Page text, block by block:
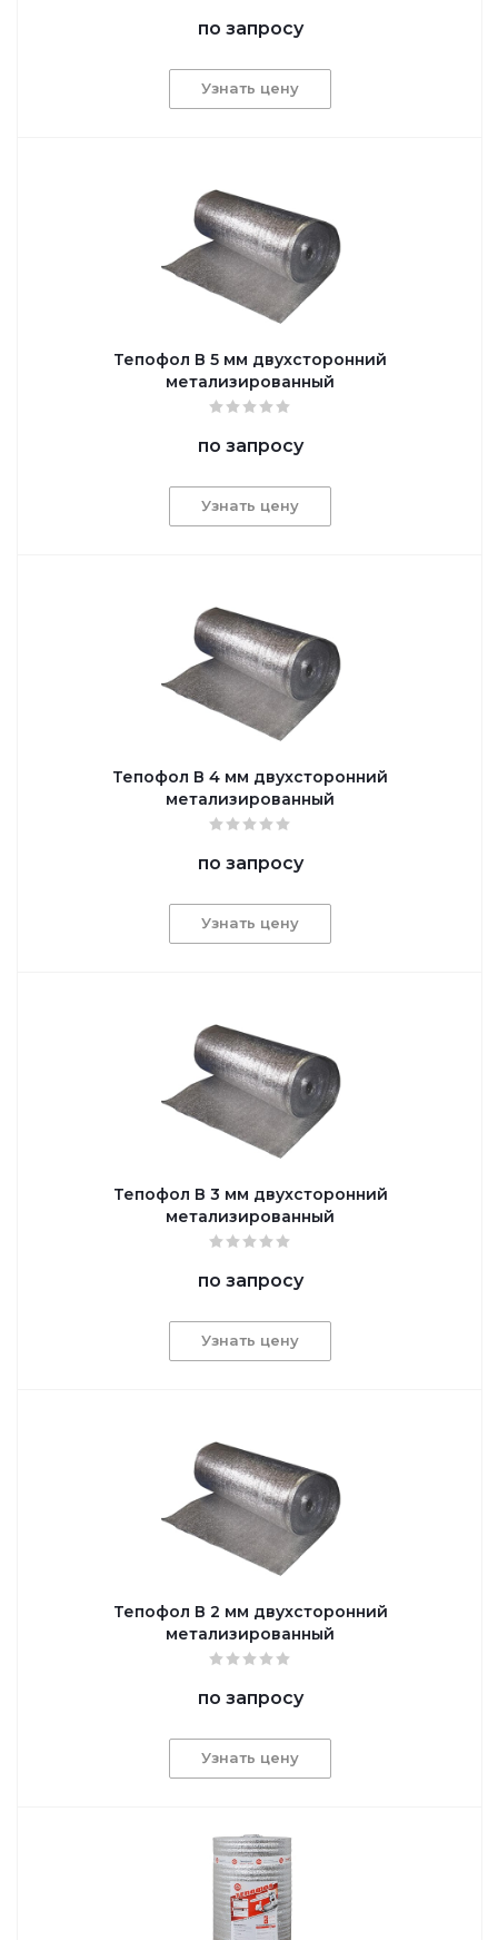
по запросу
Узнать цену
Тепофол В 5 мм двухсторонний
метализированный
по запросу
Узнать цену
Тепофол В 4 мм двухсторонний
метализированный
по запросу
Узнать цену
Тепофол В 3 мм двухсторонний
метализированный
по запросу
Узнать цену
Тепофол В 2 мм двухсторонний
метализированный
по запросу
Узнать цену